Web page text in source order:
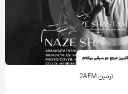
آرمین 2AFM